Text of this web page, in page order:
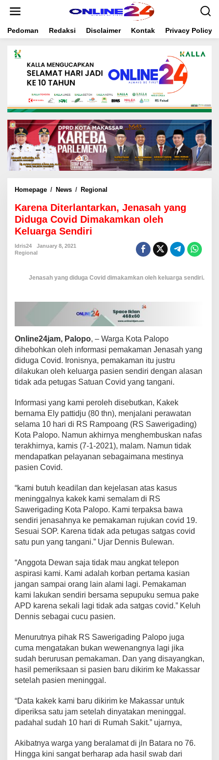
t
Pedoman Redaksi Disclaimer Kontak Privacy Policy
Homepage / News / Regional
r
e
n
r
a
k
a
n
J
e
a
s
h
y
a
n
d
u
g
C
o
v
d
D
i
m
a
k
a
a
n
o
l
e
l
u
g
a
Karena Diterlantarkan, Jenasah yang
Diduga Covid Dimakamkan oleh
Keluarga Sendiri
Idris24
January 8, 2021
Regional
Jenasah yang diduga Covid dimakamkan oleh keluarga sendiri.
Online24jam, Palopo, – Warga Kota Palopo
dihebohkan oleh informasi pemakaman Jenasah yang
diduga Covid. Ironisnya, pemakaman itu justru
dilakukan oleh keluarga pasien sendiri dengan alasan
tidak ada petugas Satuan Covid yang tangani.
Informasi yang kami peroleh disebutkan, Kakek
bernama Ely pattidju (80 thn), menjalani perawatan
selama 10 hari di RS Rampoang (RS Sawerigading)
Kota Palopo. Namun akhirnya menghembuskan nafas
terakhirnya, kamis (7-1-2021), malam. Namun tidak
mendapatkan pelayanan sebagaimana mestinya
pasien Covid.
“kami butuh keadilan dan kejelasan atas kasus
meninggalnya kakek kami semalam di RS
Sawerigading Kota Palopo. Kami terpaksa bawa
sendiri jenasahnya ke pemakaman rujukan covid 19.
Sesuai SOP. Karena tidak ada petugas satgas covid
satu pun yang tangani.” Ujar Dennis Bulewan.
“Anggota Dewan saja tidak mau angkat telepon
aspirasi kami. Kami adalah korban pertama kasian
jangan sampai orang lain alami lagi. Pemakaman
kami lakukan sendiri bersama sepupuku semua pake
APD karena sekali lagi tidak ada satgas covid.” Keluh
Dennis sebagai cucu pasien.
Menurutnya pihak RS Sawerigading Palopo juga
cuma mengatakan bukan wewenangnya lagi jika
sudah berurusan pemakaman. Dan yang disayangkan,
hasil pemeriksaan si pasien baru dikirim ke Makassar
setelah pasien meninggal.
“Data kakek kami baru dikirim ke Makassar untuk
diperiksa satu jam setelah dinyatakan meninggal.
padahal sudah 10 hari di Rumah Sakit.” ujarnya,
Akibatnya warga yang beralamat di jln Batara no 76.
Hingga kini sangat berharap ada hasil swab dari